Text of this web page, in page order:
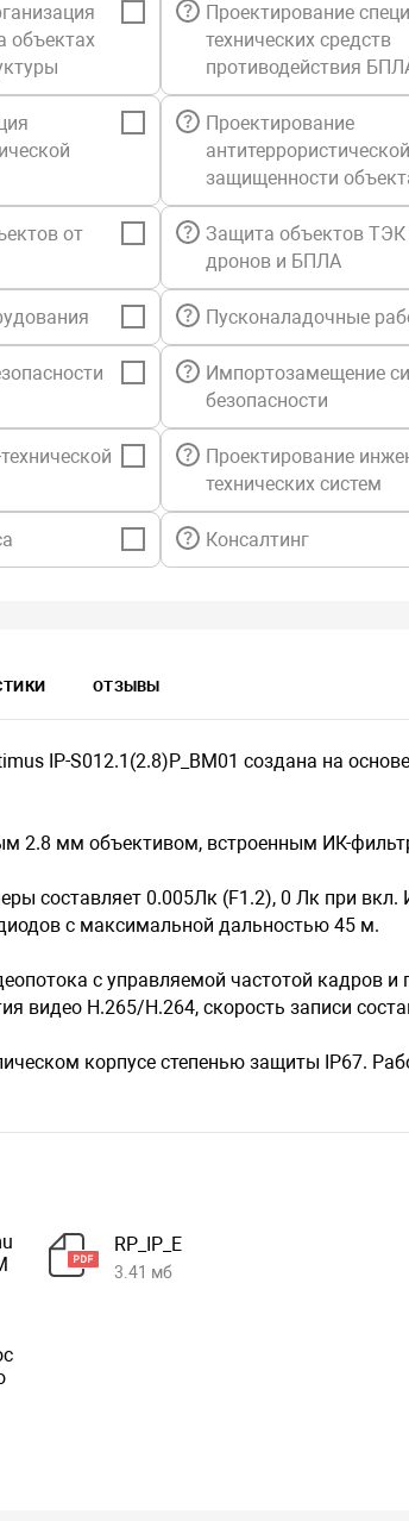
объектах
Проектирование
технических средств
противодействия
Проектирование
антитеррористической
защищенности
от
Защита объектов
дронов и БПЛА
Пусконаладочные
Импортозамещение
безопасности
Проектирование
технических систем
Консалтинг
ОТЗЫВЫ
IP-S012.1(2.8)P_BM01 создана на
2.8 мм объективом, встроенным ИК-
составляет 0.005Лк (F1.2), 0 Лк при вкл.
с максимальной дальностью 45 м.
с управляемой частотой кадров и
видео H.265/H.264, скорость записи
корпусе степенью защиты IP67.
RP_IP_E
3.41 мб